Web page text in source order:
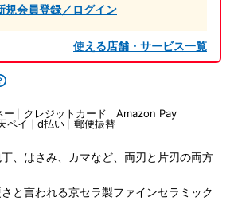
規会員登録／ログイン
使える店舗・サービス一覧
ー クレジットカード
Amazon Pay
ペイ d払い 郵便振替
、はさみ、カマなど、両刃と片刃の両方
と言われる京セラ製ファインセラミック